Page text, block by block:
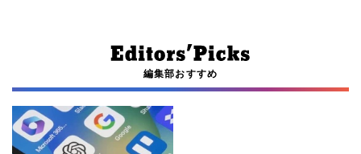
編集部おすすめ